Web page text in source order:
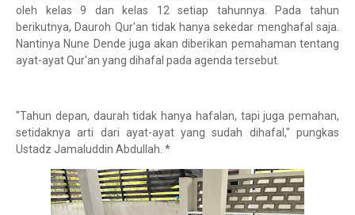
oleh kelas 9 dan kelas 12 setiap tahunnya. Pada tahun
berikutnya, Dauroh Qur'an tidak hanya sekedar menghafal saja.
Nantinya Nune Dende juga akan diberikan pemahaman tentang
ayat-ayat Qur'an yang dihafal pada agenda tersebut.
"Tahun depan, daurah tidak hanya hafalan, tapi juga pemahan,
setidaknya arti dari ayat-ayat yang sudah dihafal," pungkas
Ustadz Jamaluddin Abdullah. *